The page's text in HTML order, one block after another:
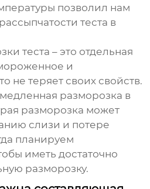
позволил нам
теста в
теста – это отдельная
и
не теряет своих свойств.
разморозка в
разморозка может
слизи и потере
планируем
иметь достаточно
разморозку.